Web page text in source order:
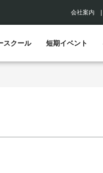
会社案内
スクール 短期イベント